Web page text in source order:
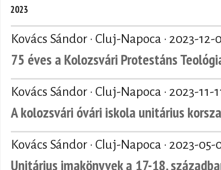
2023
Kovács Sándor · Cluj-Napoca · 2023-12-
75 éves a Kolozsvári Protestáns
Kovács Sándor · Cluj-Napoca · 2023-11-
A kolozsvári óvári iskola unitárius
Kovács Sándor · Cluj-Napoca · 2023-05-
Unitárius imakönyvek a 17-18.